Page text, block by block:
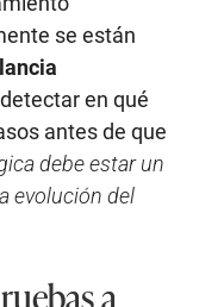
se están
en qué
antes de que
debe estar un
evolución del
a